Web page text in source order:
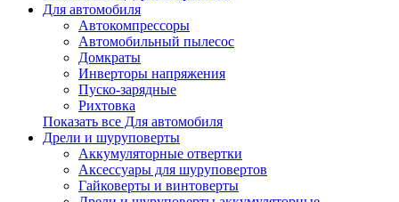
Для автомобиля
Автокомпрессоры
Автомобильный пылесос
Домкраты
Инверторы напряжения
Пуско-зарядные
Рихтовка
Показать все Для автомобиля
Дрели и шуруповерты
Аккумуляторные отвертки
Аксессуары для шуруповертов
Гайковерты и винтоверты